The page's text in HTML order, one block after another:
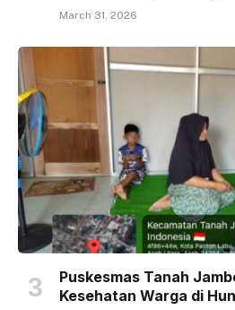
March 31, 2026
Puskesmas Tanah
Kesehatan Warga di